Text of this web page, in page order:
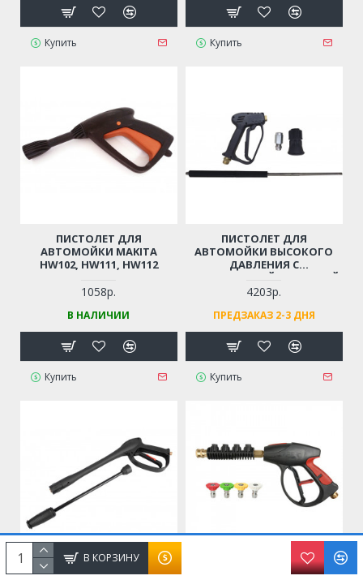
В КОРЗИНУ
Купить Купить
ПИСТОЛЕТ ДЛЯ
АВТОМОЙКИ MAKITA
HW102, HW111, HW112
1058р.
В НАЛИЧИИ
Купить
ПИСТОЛЕТ ДЛЯ
АВТОМОЙКИ ВЫСОКОГО
ДАВЛЕНИЯ С
НЕРЖАВЕЮЩЕЙ СТАЛЬНОЙ
ТРУБОЙ
(ПРОФЕССИОНАЛЬНЫЙ,
РЕЗЬБА М14)
4203р.
ПРЕДЗАКАЗ 2-3 ДНЯ
Купить
ПИСТОЛЕТ ДЛЯ
ПИСТОЛЕТ ДЛЯ